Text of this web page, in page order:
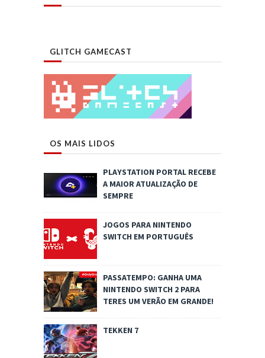
GLITCH GAMECAST
OS MAIS LIDOS
PLAYSTATION PORTAL RECEBE
A MAIOR ATUALIZAÇÃO DE
SEMPRE
JOGOS PARA NINTENDO
SWITCH EM PORTUGUÊS
PASSATEMPO: GANHA UMA
NINTENDO SWITCH 2 PARA
TERES UM VERÃO EM GRANDE!
TEKKEN 7